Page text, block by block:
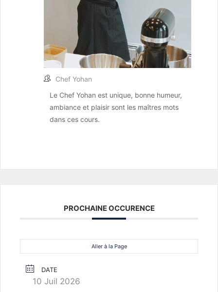
Chef Yohan
Le Chef Yohan est unique, bonne humeur,
ambiance et plaisir sont les maîtres mots
dans ces cours.
PROCHAINE OCCURENCE
Aller à la Page
DATE
10 Juil 2026